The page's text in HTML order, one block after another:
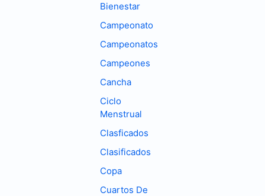
Bienestar
Campeonato
Campeonatos
Campeones
Cancha
Ciclo
Menstrual
Clasficados
Clasificados
Copa
Cuartos De